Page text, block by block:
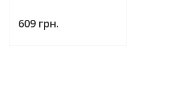
609 грн.